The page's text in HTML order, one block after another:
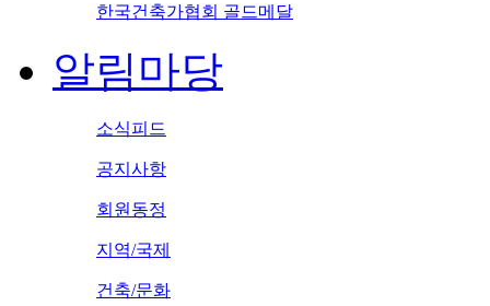
한국건축가협회 골드메달
알림마당
소식피드
공지사항
회원동정
지역/국제
건축/문화